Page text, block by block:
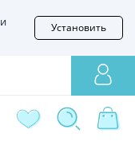
Установить